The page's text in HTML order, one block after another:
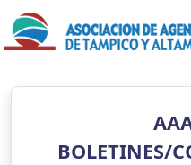
Saltar
contenido
BOLETINES/